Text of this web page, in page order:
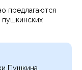
предлагаются
пушкинских
Пушкина.